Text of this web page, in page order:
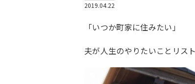
2019.04.22
「いつか町家に住みたい」
夫が人生のやりたいことリス